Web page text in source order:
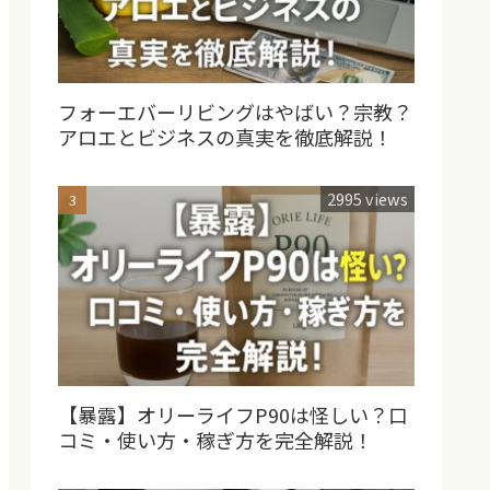
フォーエバーリビングはやばい？宗教？
アロエとビジネスの真実を徹底解説！
【暴露】オリーライフP90は怪しい？口
コミ・使い方・稼ぎ方を完全解説！
2995 views